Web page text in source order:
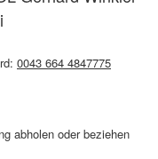
0043 664 4847775
abholen oder beziehen